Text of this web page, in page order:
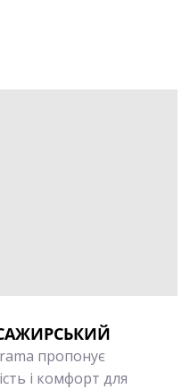
пропонує
і комфорт для